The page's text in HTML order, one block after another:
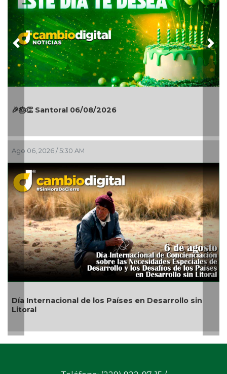
17 años de informar con compromiso; el
aniversario de Teleradiocambiodigital
Ago 05, 2026 / 10:31 PM
Previous